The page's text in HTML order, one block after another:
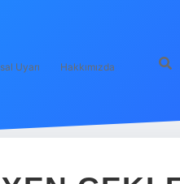
Uyarı Hakkımızda